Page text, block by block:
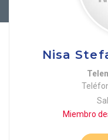
Nisa
Miembro